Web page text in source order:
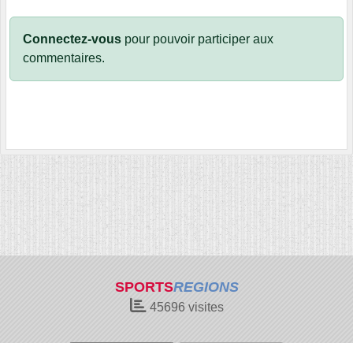
Connectez-vous pour pouvoir participer aux
commentaires.
SPORTSREGIONS
45696visites